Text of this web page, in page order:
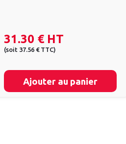
31.30 € HT
(soit 37.56 € TTC)
Ajouter au panier